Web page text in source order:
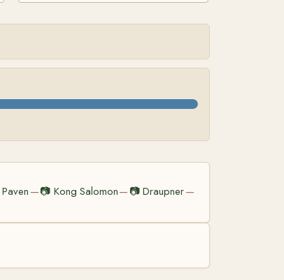
Paven —📷 Kong Salomon— 📷Draupner—